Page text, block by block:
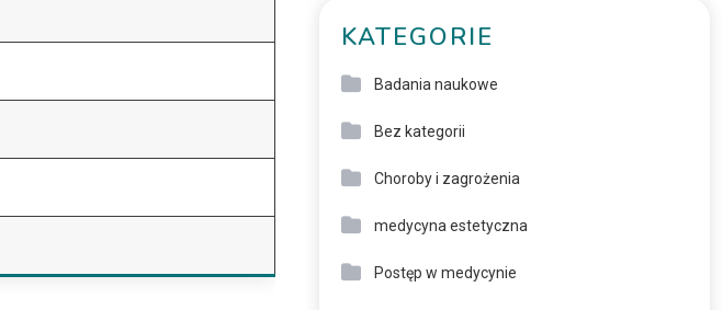
KATEGORIE
Badania naukowe
Bez kategorii
Choroby i zagrożenia
medycyna estetyczna
Postęp w medycynie